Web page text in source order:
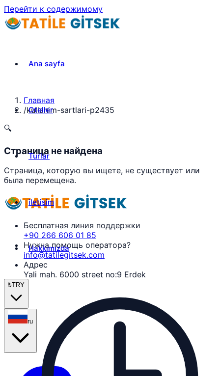
Перейти к содержимому
Ana sayfa
Oteller
Turlar
iletisim
Hakkımızda
₺TRY
ru
Главная
/kullanim-sartlari-p2435
🔍
Страница не найдена
Страница, которую вы ищете, не существует или
была перемещена.
Бесплатная линия поддержки
+90 266 606 01 85
Нужна помощь оператора?
info@tatilegitsek.com
Адрес
Yali mah. 6000 street no:9 Erdek